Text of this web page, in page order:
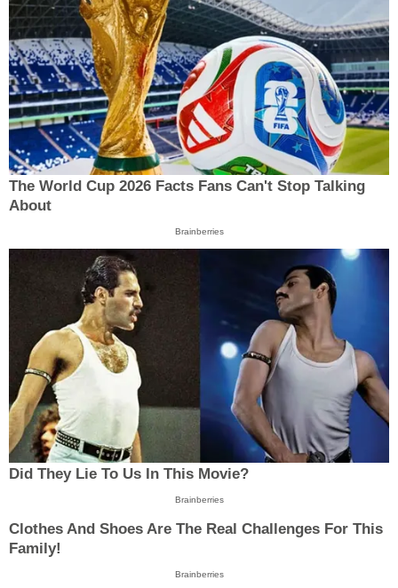
The World Cup 2026 Facts Fans Can't Stop Talking
About
Brainberries
Did They Lie To Us In This Movie?
Brainberries
Clothes And Shoes Are The Real Challenges For This
Family!
Brainberries